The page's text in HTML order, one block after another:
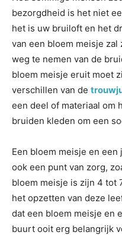
bezorgdheid is het niet
het is uw bruiloft en het
van een bloem meisje
weg te nemen van de
bloem meisje eruit moet
verschillen van de
een deel of materiaal om
bruiden kleden om een
Een bloem meisje en
ook een punt van zorg,
bloem meisje is zijn 4 tot
het opzetten van deze
dat een bloem meisje en
buurt ooit erg belangrijk